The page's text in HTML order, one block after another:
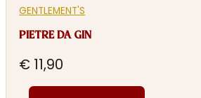
GENTLEMENT'S
PIETRE DA GIN
€ 11,90